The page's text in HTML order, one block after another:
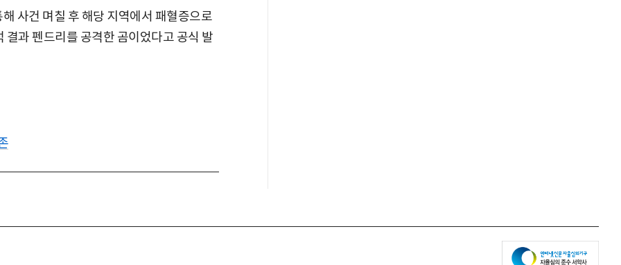
사건 며칠 후 해당 지역에서 패혈증으로
과 펜드리를 공격한 곰이었다고 공식 발